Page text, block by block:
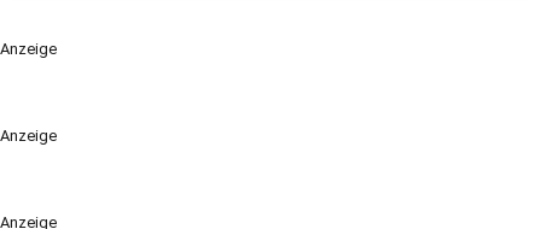
Anzeige
Anzeige
Anzeige